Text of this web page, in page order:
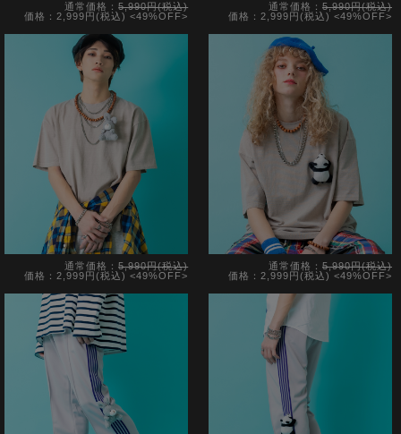
通常価格：5,990円(税込)
価格：2,999円(税込)<49%OFF>
通常価格： 5,990円(税込)
価格：2,999円(税込) <49%OFF>
通常価格：5,990円(税込)
価格：2,999円(税込)<49%OFF>
通常価格： 5,990円(税込)
価格：2,999円(税込) <49%OFF>